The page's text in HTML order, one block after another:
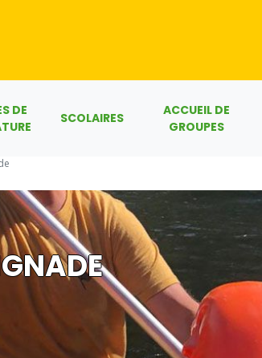
DE
SCOLAIRES
ACCUEIL DE
GROUPES